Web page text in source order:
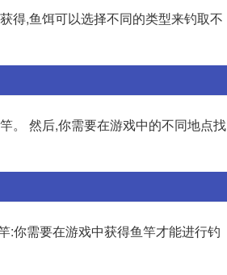
得,鱼饵可以选择不同的类型来钓取不
。 然后,你需要在游戏中的不同地点找
:你需要在游戏中获得鱼竿才能进行钓